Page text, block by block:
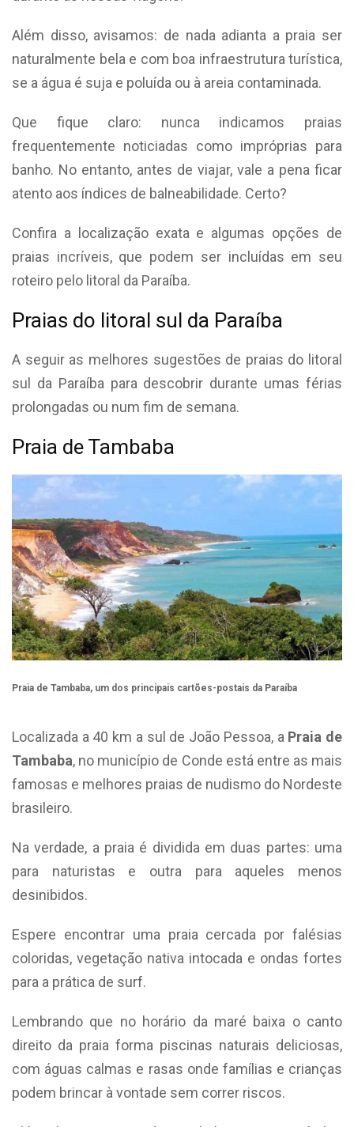
Além disso, avisamos: de nada adianta a praia ser
naturalmente bela e com boa infraestrutura turística,
se a água é suja e poluída ou à areia contaminada.
Que fique claro: nunca indicamos praias
frequentemente noticiadas como impróprias para
banho. No entanto, antes de viajar, vale a pena ficar
atento aos índices de balneabilidade. Certo?
Confira a localização exata e algumas opções de
praias incríveis, que podem ser incluídas em seu
roteiro pelo litoral da Paraíba.
Praias do litoral sul da Paraíba
A seguir as melhores sugestões de praias do litoral
sul da Paraíba para descobrir durante umas férias
prolongadas ou num fim de semana.
Praia de Tambaba
Praia de Tambaba, um dos principais cartões-postais da Paraíba
Localizada a 40 km a sul de João Pessoa, a Praia de
Tambaba, no município de Conde está entre as mais
famosas e melhores praias de nudismo do Nordeste
brasileiro.
Na verdade, a praia é dividida em duas partes: uma
para naturistas e outra para aqueles menos
desinibidos.
Espere encontrar uma praia cercada por falésias
coloridas, vegetação nativa intocada e ondas fortes
para a prática de surf.
Lembrando que no horário da maré baixa o canto
direito da praia forma piscinas naturais deliciosas,
com águas calmas e rasas onde famílias e crianças
podem brincar à vontade sem correr riscos.